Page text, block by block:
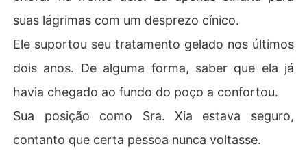
suas lágrimas com um desprezo cínico.
Ele suportou seu tratamento gelado nos últimos
dois anos. De alguma forma, saber que ela já
havia chegado ao fundo do poço a confortou.
Sua posição como Sra. Xia estava seguro,
contanto que certa pessoa nunca voltasse.